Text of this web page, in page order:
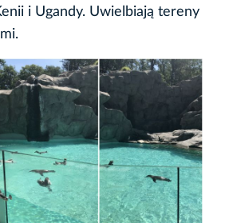
i Ugandy. Uwielbiają tereny